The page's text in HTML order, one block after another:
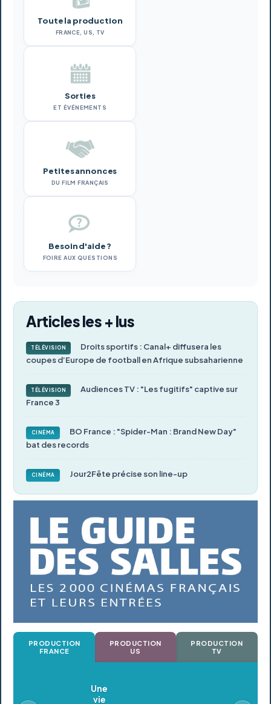
Toute la production
FRANCE, US, TV
Sorties
ET ÉVÉNEMENTS
Petites annonces
DU FILM FRANÇAIS
Besoin d'aide ?
FOIRE AUX QUESTIONS
Articles les + lus
TÉLÉVISION
Droits sportifs : Canal+ diffusera les
coupes d’Europe de football en Afrique subsaharienne
TÉLÉVISION
Audiences TV : "Les fugitifs" captive sur
France 3
CINÉMA
BO France : "Spider-Man : Brand New Day"
bat des records
CINÉMA Jour2Fête précise son line-up
PRODUCTION
FRANCE
PRODUCTION
US
PRODUCTION
TV
Oldeupe
En postproduction